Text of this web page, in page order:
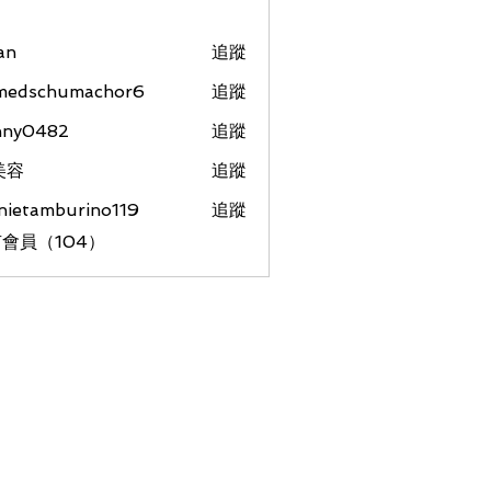
追蹤
追蹤
追蹤
容
追蹤
追蹤
員（104）